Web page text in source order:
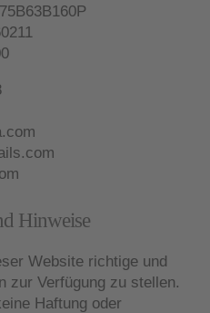
Hinweise
Website richtige und
zur Verfügung zu stellen.
Haftung oder